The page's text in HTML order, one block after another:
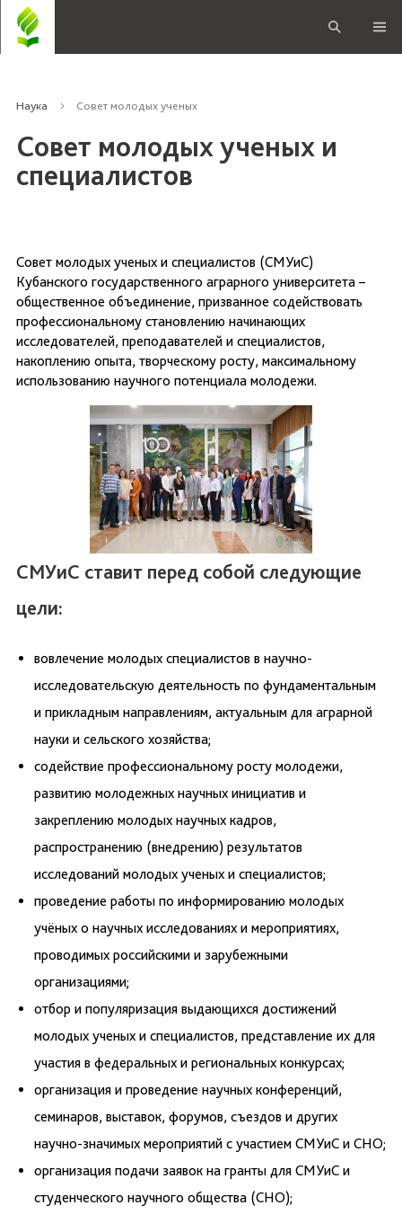
Наука Совет молодых ученых
Совет молодых ученых и
специалистов
Совет молодых ученых и специалистов (СМУиС)
Кубанского государственного аграрного университета –
общественное объединение, призванное содействовать
профессиональному становлению начинающих
исследователей, преподавателей и специалистов,
накоплению опыта, творческому росту, максимальному
использованию научного потенциала молодежи.
СМУиС ставит перед собой следующие
цели:
вовлечение молодых специалистов в научно-
исследовательскую деятельность по фундаментальным
и прикладным направлениям, актуальным для аграрной
науки и сельского хозяйства;
содействие профессиональному росту молодежи,
развитию молодежных научных инициатив и
закреплению молодых научных кадров,
распространению (внедрению) результатов
исследований молодых ученых и специалистов;
проведение работы по информированию молодых
учёных о научных исследованиях и мероприятиях,
проводимых российскими и зарубежными
организациями;
отбор и популяризация выдающихся достижений
молодых ученых и специалистов, представление их для
участия в федеральных и региональных конкурсах;
организация и проведение научных конференций,
семинаров, выставок, форумов, съездов и других
научно-значимых мероприятий с участием СМУиС и СНО;
организация подачи заявок на гранты для СМУиС и
студенческого научного общества (СНО);